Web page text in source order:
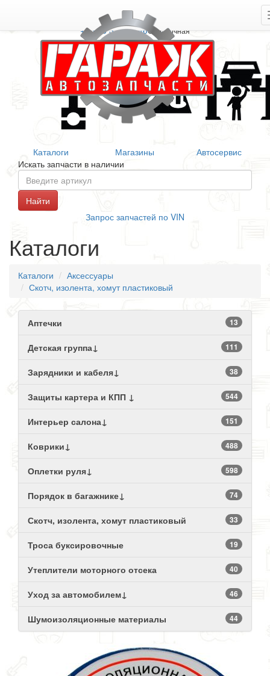
+7 906 377 46 46Справочная
Каталоги Магазины
Автосервис
Искать запчасти в наличии
Запрос запчастей по VIN
Каталоги
Каталоги
Аксессуары
Скотч, изолента, хомут пластиковый
Аптечки 13
Детская группа↓ 111
Зарядники и кабеля↓ 38
Защиты картера и КПП ↓ 544
Интерьер салона↓ 151
Коврики↓ 488
Оплетки руля↓ 598
Порядок в багажнике↓ 74
Скотч, изолента, хомут пластиковый 33
Троса буксировочные 19
Утеплители моторного отсека 40
Уход за автомобилем↓ 46
Шумоизоляционные материалы 44